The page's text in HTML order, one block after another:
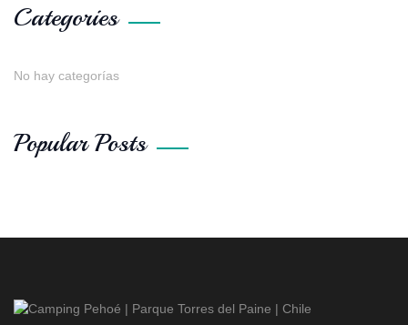
Categories
No hay categorías
Popular Posts